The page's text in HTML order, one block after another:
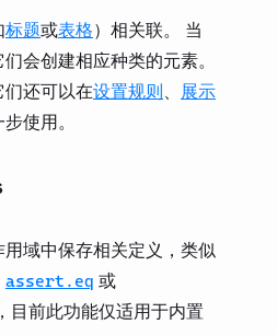
标题或表格）相关联。 当
会创建相应种类的元素。
还可以在设置规则、 展示
使用。
域中保存相关定义，类似
assert.eq 或
目前此功能仅适用于内置